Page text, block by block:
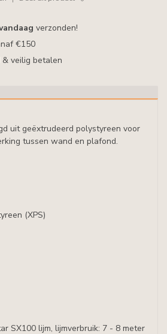
verzonden!
€150
veilig betalen
uit geëxtrudeerd polystyreen voor
tussen wand en plafond.
(XPS)
SX100 lijm, lijmverbruik: 7 - 8 meter